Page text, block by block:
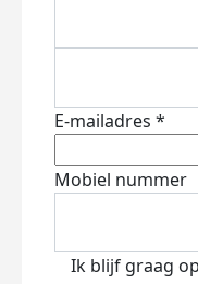
E-mailadres *
Mobiel nummer
Ik blijf graag